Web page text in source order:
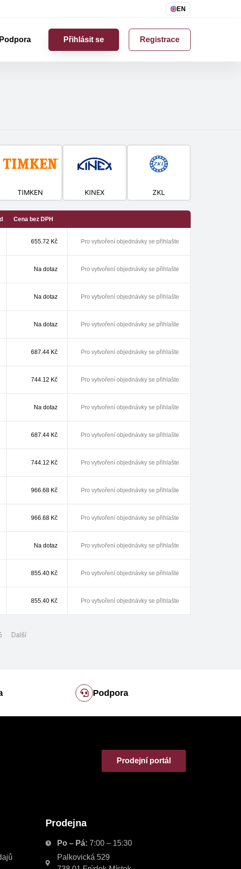
EN
Podpora Přihlásit se Registrace
TIMKEN KINEX ZKL
Cena bez DPH
655.72 Kč Pro vytvoření objednávky se přihlašte
Na dotaz Pro vytvoření objednávky se přihlašte
Na dotaz Pro vytvoření objednávky se přihlašte
Na dotaz Pro vytvoření objednávky se přihlašte
687.44 Kč Pro vytvoření objednávky se přihlašte
744.12 Kč Pro vytvoření objednávky se přihlašte
Na dotaz Pro vytvoření objednávky se přihlašte
687.44 Kč Pro vytvoření objednávky se přihlašte
744.12 Kč Pro vytvoření objednávky se přihlašte
966.68 Kč Pro vytvoření objednávky se přihlašte
966.68 Kč Pro vytvoření objednávky se přihlašte
Na dotaz Pro vytvoření objednávky se přihlašte
855.40 Kč Pro vytvoření objednávky se přihlašte
855.40 Kč Pro vytvoření objednávky se přihlašte
Další
Podpora
Prodejní portál
Prodejna
Po – Pá: 7:00 – 15:30
Palkovická 529